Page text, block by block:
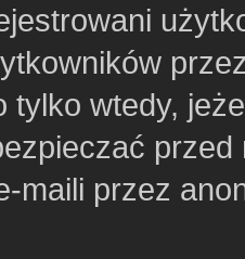
tylko wtedy,
przed
maili przez